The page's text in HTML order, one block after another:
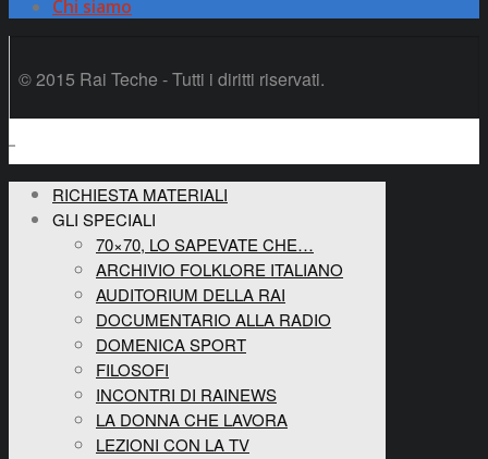
Chi siamo
© 2015 Rai Teche - Tutti i diritti riservati.
RICHIESTA MATERIALI
GLI SPECIALI
70×70, LO SAPEVATE CHE…
ARCHIVIO FOLKLORE ITALIANO
AUDITORIUM DELLA RAI
DOCUMENTARIO ALLA RADIO
DOMENICA SPORT
FILOSOFI
INCONTRI DI RAINEWS
LA DONNA CHE LAVORA
LEZIONI CON LA TV